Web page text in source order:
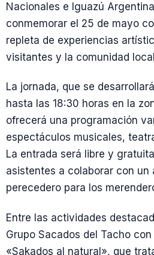
Nacionales e Iguazú
conmemorar el 25 de mayo
repleta de experiencias
visitantes y la comunidad
La jornada, que se
hasta las 18:30 horas en la
ofrecerá una programación
espectáculos musicales,
La entrada será libre y
asistentes a colaborar con un
perecedero para los
Entre las actividades
Grupo Sacados del Tacho
«Sakados al natural», que